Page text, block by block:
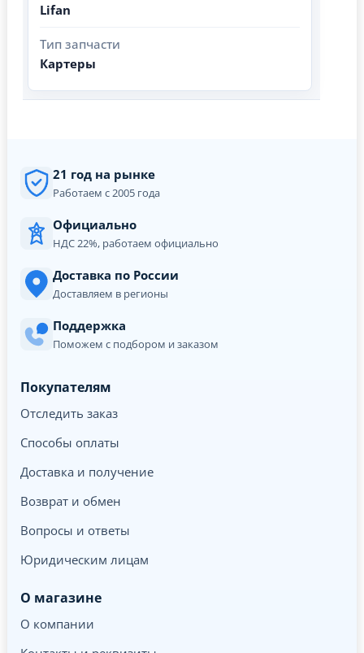
Lifan
Тип запчасти
Картеры
21 год на рынке
Работаем с 2005 года
Официально
НДС 22%, работаем официально
Доставка по России
Доставляем в регионы
Поддержка
Поможем с подбором и заказом
Покупателям
Отследить заказ
Способы оплаты
Доставка и получение
Возврат и обмен
Вопросы и ответы
Юридическим лицам
О магазине
О компании